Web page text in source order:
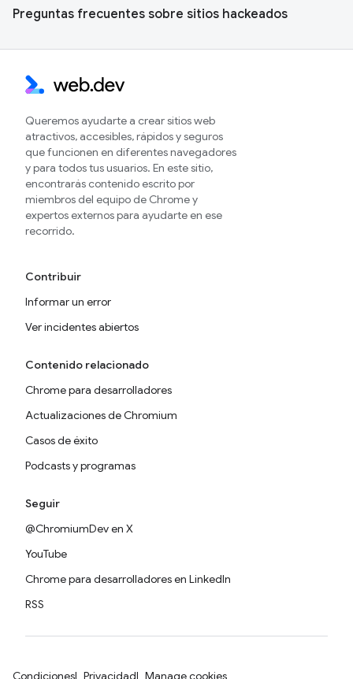
Preguntas frecuentes sobre sitios hackeados
Queremos ayudarte a crear sitios web
atractivos, accesibles, rápidos y seguros
que funcionen en diferentes navegadores
y para todos tus usuarios. En este sitio,
encontrarás contenido escrito por
miembros del equipo de Chrome y
expertos externos para ayudarte en ese
recorrido.
Contribuir
Informar un error
Ver incidentes abiertos
Contenido relacionado
Chrome para desarrolladores
Actualizaciones de Chromium
Casos de éxito
Podcasts y programas
Seguir
@ChromiumDev en X
YouTube
Chrome para desarrolladores en LinkedIn
RSS
Condiciones Privacidad Manage cookies